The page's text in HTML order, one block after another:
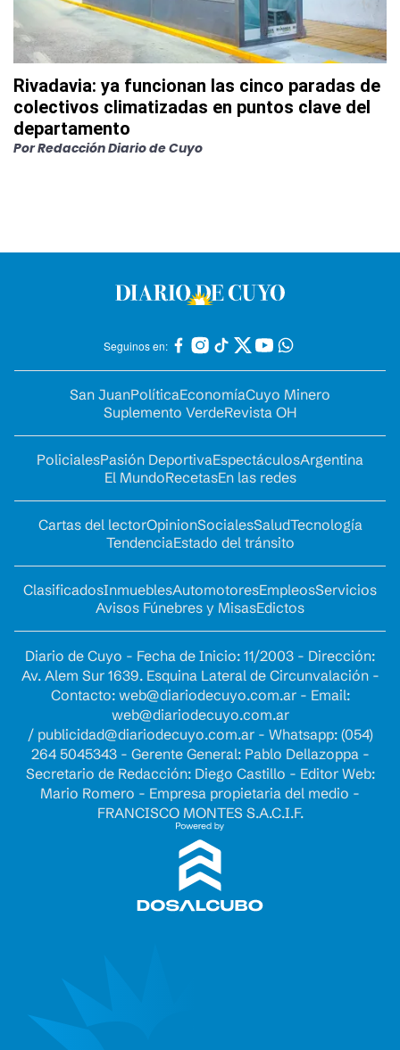
Rivadavia: ya funcionan las cinco paradas de
colectivos climatizadas en puntos clave del
departamento
PorRedacción Diario de Cuyo
Seguinos en:
San JuanPolíticaEconomíaCuyo Minero
Suplemento VerdeRevista OH
PolicialesPasión DeportivaEspectáculosArgentina
El MundoRecetasEn las redes
Cartas del lectorOpinionSocialesSaludTecnología
TendenciaEstado del tránsito
ClasificadosInmueblesAutomotoresEmpleosServicios
Avisos Fúnebres y MisasEdictos
Diario de Cuyo - Fecha de Inicio: 11/2003 - Dirección:
Av. Alem Sur 1639. Esquina Lateral de Circunvalación -
Contacto: web@diariodecuyo.com.ar- Email:
web@diariodecuyo.com.ar
/ publicidad@diariodecuyo.com.ar- Whatsapp: (054)
264 5045343 - Gerente General: Pablo Dellazoppa -
Secretario de Redacción: Diego Castillo - Editor Web:
Mario Romero - Empresa propietaria del medio -
FRANCISCO MONTES S.A.C.I.F.